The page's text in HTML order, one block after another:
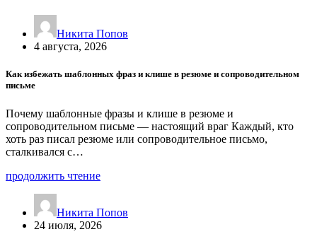
Никита Попов
4 августа, 2026
Как избежать шаблонных фраз и клише в резюме и сопроводительном
письме
Почему шаблонные фразы и клише в резюме и
сопроводительном письме — настоящий враг Каждый, кто
хоть раз писал резюме или сопроводительное письмо,
сталкивался с…
продолжить чтение
Никита Попов
24 июля, 2026